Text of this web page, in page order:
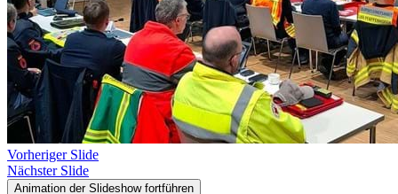
Vorheriger Slide
Nächster Slide
Animation der Slideshow fortführen